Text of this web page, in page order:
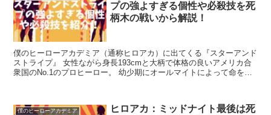
プの強よすぎる個性や必殺技を死
柄木の戦いから解説！
僕のヒーローアカデミア（通称ヒロアカ）に出てくる『スターアンド
ストライプ』 女性ながら身長193cmと大柄で体格の良いアメリカ合
衆国のNo.1のプロヒーロー。 幼少期にオールマイトによって命を救
僕のヒーローアカデミア
ヒロアカ：ミッドナイト最後は死